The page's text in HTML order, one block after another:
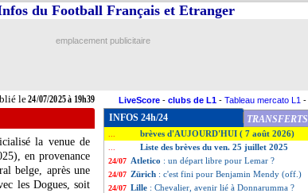
le24/07/2025 à 19h39
du Football Français et Etranger
emplacement publicitaire
LiveScore - clubs de L1 - Tableau mercato L1 -
la venue de
en provenance
belge, après une
les Dogues, soit
INFOS 24h/24 TRANSFERTS
brèves d'AUJOURD'HUI ( 7 août 2026)
Liste des brèves du ven. 25 juillet 2025
24/07 Atletico : un départ libre pour Lemar ?
24/07 Zürich : c'est fini pour Benjamin Mendy (off.)
24/07 Lille : Chevalier, avenir lié à Donnarumma ?